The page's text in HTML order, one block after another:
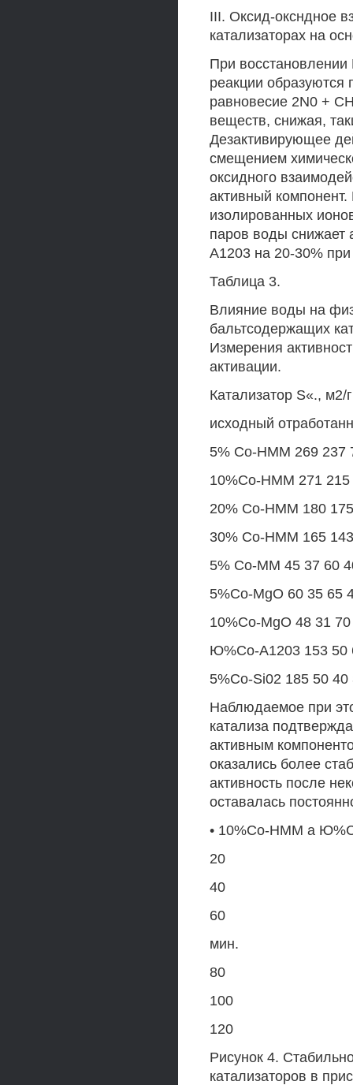
III. Оксид-оксндное
катализаторах на
При восстановлении
реакции
равновесие 2N0 +
веществ, снижая,
Дезактивирующее
смещением
оксидного
активный
изолированных
паров воды снижает
А1203 на 20-30%
Таблица 3.
Влияние воды на
бальтсодержащих
Измерения
активации.
Катализатор S«., м2/
исходный
5% Со-НММ 269 237
10%Со-НММ 271 215
20% Со-НММ 180
30% Со-НММ 165
5% Со-ММ 45 37 60
5%Co-MgO 60 35 65
10%Co-MgO 48 31
Ю%Со-А1203 153 50
5%Co-Si02 185 50 40
Наблюдаемое при
катализа
активным
оказались более
активность после
оставалась
• 10%Со-НММ а
20
40
60
мин.
80
100
120
Рисунок 4.
катализаторов в